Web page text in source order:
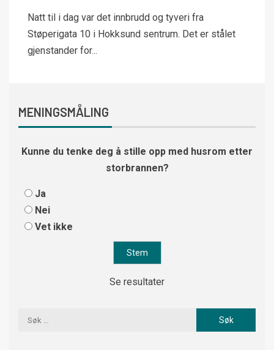
Natt til i dag var det innbrudd og tyveri fra
Støperigata 10 i Hokksund sentrum. Det er stålet
gjenstander for...
MENINGSMÅLING
Kunne du tenke deg å stille opp med husrom etter
storbrannen?
Ja
Nei
Vet ikke
Se resultater